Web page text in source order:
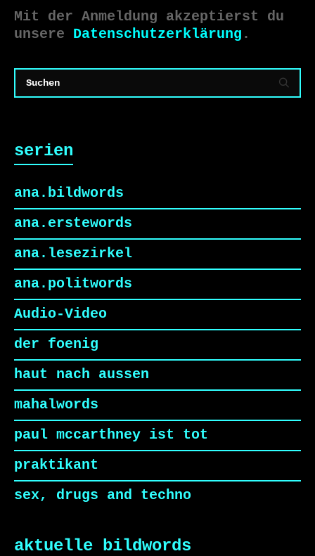
Mit der Anmeldung akzeptierst du
unsere Datenschutzerklärung .
serien
ana.bildwords
ana.erstewords
ana.lesezirkel
ana.politwords
Audio-Video
der foenig
haut nach aussen
mahalwords
paul mccarthney ist tot
praktikant
sex, drugs and techno
aktuelle bildwords